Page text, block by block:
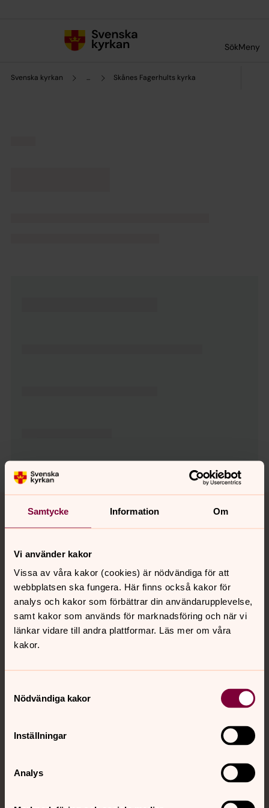
Samtycke Information Om
Vi använder kakor
Vissa av våra kakor (cookies) är nödvändiga för att
webbplatsen ska fungera. Här finns också kakor för
analys och kakor som förbättrar din användarupplevelse,
samt kakor som används för marknadsföring och när vi
länkar vidare till andra plattformar. Läs mer om våra
kakor.
Nödvändiga kakor
Inställningar
Analys
SökMeny
Svenska kyrkan ... Skånes Fagerhults kyrka
Tillbaka till toppen
Tillbaka till innehållet
Kontakt
Kalender
Hitta snabbt
Sociala kanaler